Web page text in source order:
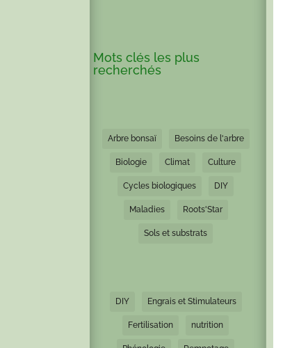
Mots clés les plus
recherchés
Arbre bonsaï Besoins de l'arbre
Biologie Climat Culture
Cycles biologiques DIY
Maladies Roots'Star
Sols et substrats
DIY Engrais et Stimulateurs
Fertilisation nutrition